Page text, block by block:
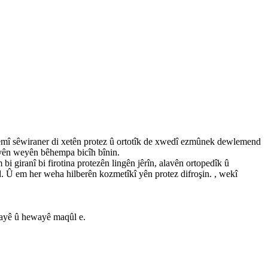
sêwiraner di xetên protez û ortotîk de xwedî ezmûnek dewlemend
weyên bêhempa bicîh bînin.
giranî bi firotina protezên lingên jêrîn, alavên ortopedîk û
Û em her weha hilberên kozmetîkî yên protez difroşin. , wekî
û hewayê maqûl e.